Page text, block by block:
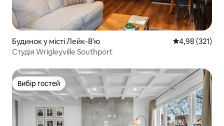
Будинок у місті Лейк-В'ю Середня
4,98 (321)
Студія Wrigleyville Southport
Вибір гостей
Вибір гостей